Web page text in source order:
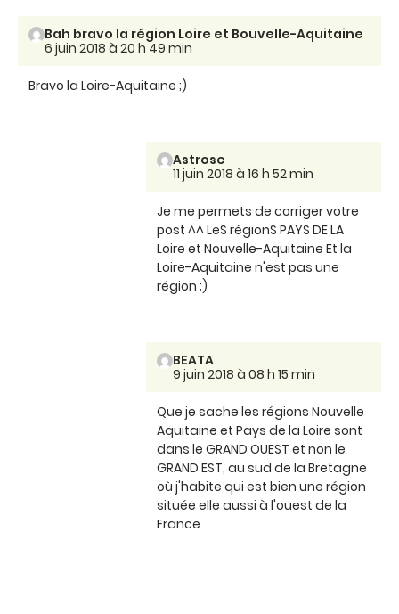
Bah bravo la région Loire et Bouvelle-Aquitaine
6 juin 2018 à 20 h 49 min
Bravo la Loire-Aquitaine ;)
Astrose
11 juin 2018 à 16 h 52 min
Je me permets de corriger votre
post ^^ LeS régionS PAYS DE LA
Loire et Nouvelle-Aquitaine Et la
Loire-Aquitaine n'est pas une
région ;)
BEATA
9 juin 2018 à 08 h 15 min
Que je sache les régions Nouvelle
Aquitaine et Pays de la Loire sont
dans le GRAND OUEST et non le
GRAND EST, au sud de la Bretagne
où j'habite qui est bien une région
située elle aussi à l'ouest de la
France